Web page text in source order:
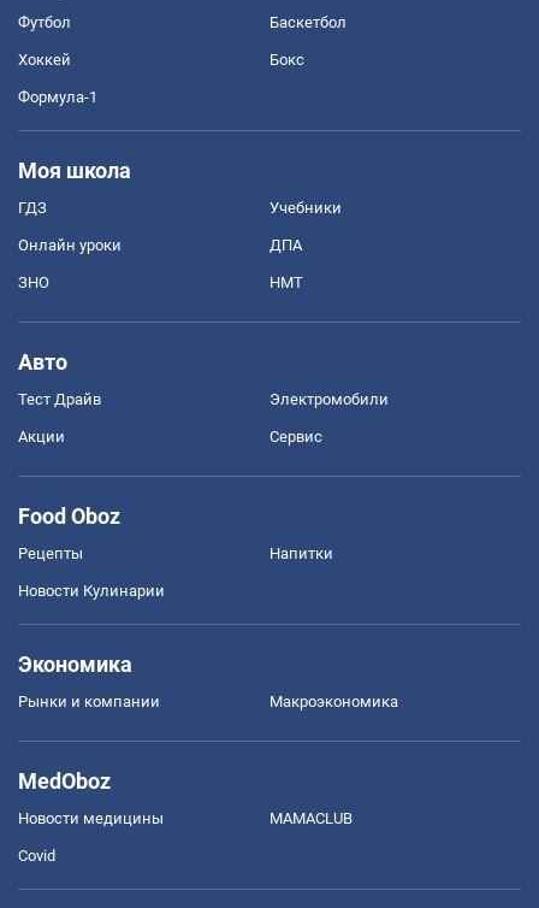
Футбол Баскетбол
Хоккей Бокс
Формула-1
Моя школа
ГДЗ Учебники
Онлайн уроки ДПА
ЗНО НМТ
Авто
Тест Драйв Электромобили
Акции Сервис
Food Oboz
Рецепты Напитки
Новости Кулинарии
Экономика
Рынки и компании Mакроэкономика
MedOboz
Новости медицины MAMACLUB
Covid